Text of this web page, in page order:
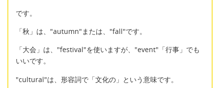
です。
「秋」は、"autumn"または、"fall"です。
「大会」は、"festival"を使いますが、"event"「行事」でも
いいです。
"cultural"は、形容詞で「文化の」という意味です。